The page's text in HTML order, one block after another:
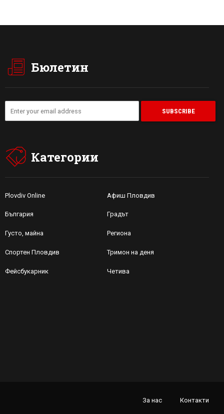
Бюлетин
Категории
Plovdiv Online Афиш Пловдив
България Градът
Густо, майна Региона
Спортен Пловдив Тримон на деня
Фейсбукарник Четива
За нас Контакти